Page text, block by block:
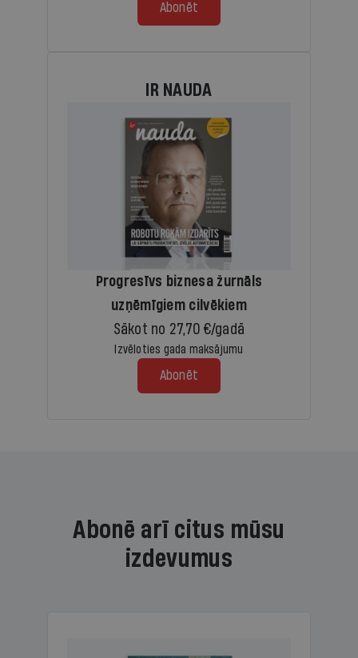
Abonēt
IR NAUDA
Progresīvs biznesa žurnāls
uzņēmīgiem cilvēkiem
Sākot no 27,70 €/gadā
Izvēloties gada maksājumu
Abonēt
Abonē arī citus mūsu
izdevumus